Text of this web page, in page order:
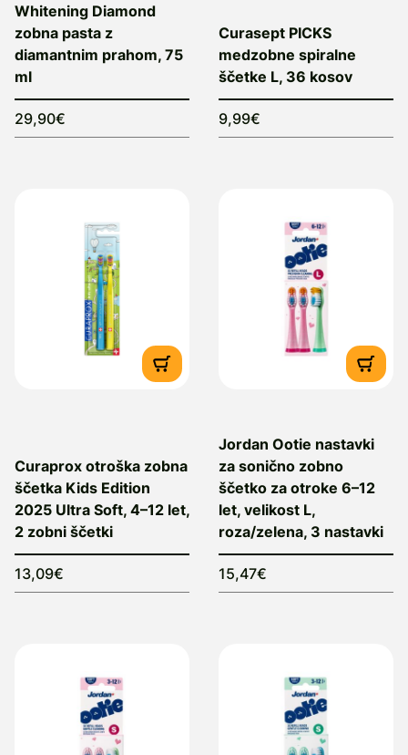
Whitening Diamond
zobna pasta z
diamantnim prahom, 75
ml
29,90€
Curasept PICKS
medzobne spiralne
ščetke L, 36 kosov
9,99€
Curaprox otroška zobna
ščetka Kids Edition
2025 Ultra Soft, 4–12 let,
2 zobni ščetki
13,09€
Jordan Ootie nastavki
za sonično zobno
ščetko za otroke 6–12
let, velikost L,
roza/zelena, 3 nastavki
15,47€